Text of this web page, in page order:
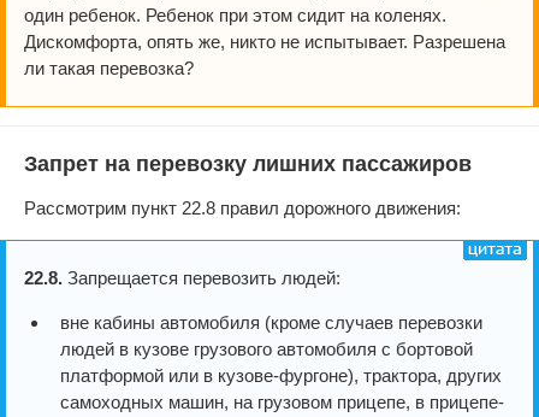
один ребенок. Ребенок при этом сидит на коленях.
Дискомфорта, опять же, никто не испытывает. Разрешена
ли такая перевозка?
Запрет на перевозку лишних пассажиров
Рассмотрим пункт 22.8 правил дорожного движения:
22.8. Запрещается перевозить людей:
вне кабины автомобиля (кроме случаев перевозки
людей в кузове грузового автомобиля с бортовой
платформой или в кузове-фургоне), трактора, других
самоходных машин, на грузовом прицепе, в прицепе-